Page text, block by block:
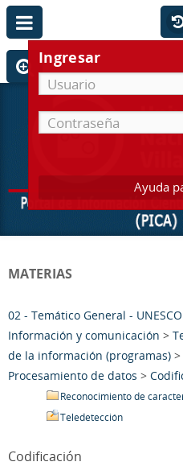
Ingresar
Ayuda
MATERIAS
02 - Temático General - UNESCO
Información y comunicación >
de la información (programas) >
Procesamiento de datos >
Reconocimiento de
Teledetección
Codificación